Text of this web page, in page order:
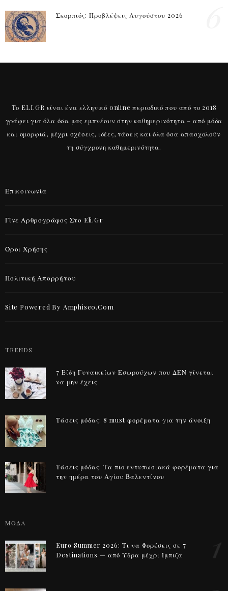
Σκορπιός: Προβλέψεις Αυγούστου 2026
Το ELI.GR είναι ένα ελληνικό online περιοδικό που από το 2018
γράφει για όλα όσα μας εμπνέουν στην καθημερινότητα – από μόδα
και ομορφιά, μέχρι σχέσεις, ιδέες, τάσεις και όλα όσα απασχολούν
τη σύγχρονη καθημερινότητα.
Επικοινωνία
Γίνε Αρθρογράφος Στο Eli.gr
Όροι Χρήσης
Πολιτική Απορρήτου
Site Powered By Amphiseo.com
TRENDS
7 Είδη Γυναικείων Εσωρούχων που ΔΕΝ γίνεται
να μην έχεις
Τάσεις μόδας: 8 must φορέματα για την άνοιξη
Τάσεις μόδας: Τα πιο εντυπωσιακά φορέματα για
την ημέρα του Αγίου Βαλεντίνου
ΜΟΔΑ
Euro Summer 2026: Τι να Φορέσεις σε 7
Destinations — από Ύδρα μέχρι Ίμπιζα